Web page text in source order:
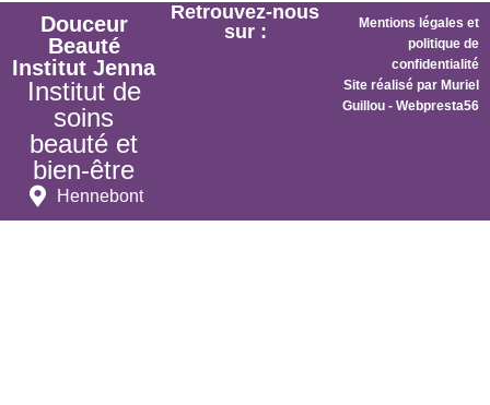
Douceur
Beauté
Institut Jenna
Institut de
soins
beauté et
bien-être
Hennebont
Retrouvez-nous
sur :
Mentions légales et
politique de
confidentialité
Site réalisé par Muriel
Guillou - Webpresta56